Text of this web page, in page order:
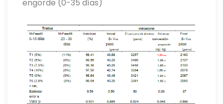
engorde (0-35 días)